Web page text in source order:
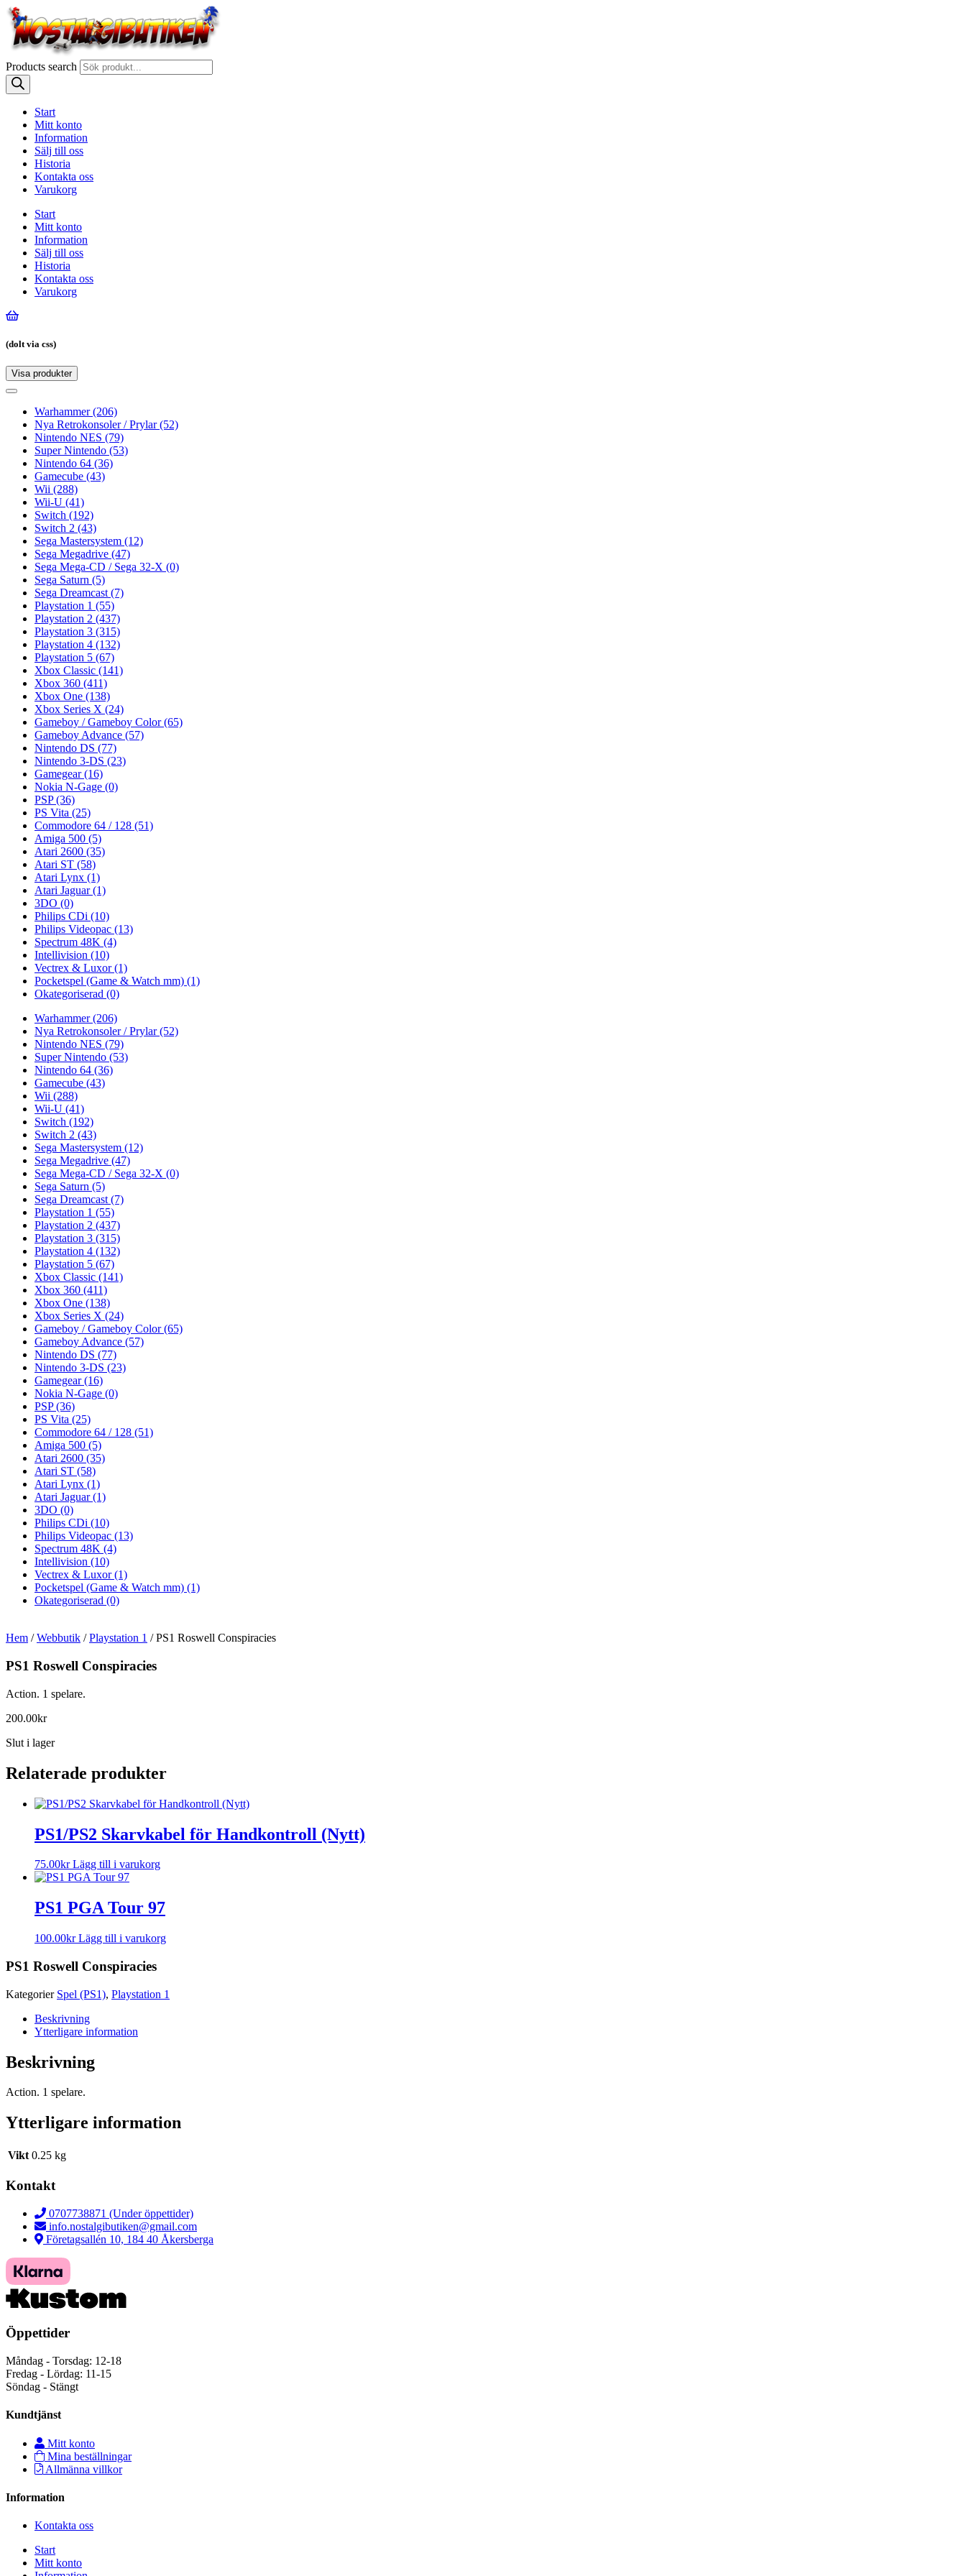
Products search
Start
Mitt konto
Information
Sälj till oss
Historia
Kontakta oss
Varukorg
Start
Mitt konto
Information
Sälj till oss
Historia
Kontakta oss
Varukorg
(dolt via css)
Visa produkter
Toggle
Toggle
navigationWarhammer(206)
Nya Retrokonsoler / Prylar(52)
Nintendo NES (79)
Super Nintendo (53)
Nintendo 64 (36)
Gamecube (43)
Wii (288)
Wii-U (41)
Switch (192)
Switch 2 (43)
Sega Mastersystem (12)
Sega Megadrive (47)
Sega Mega-CD / Sega 32-X (0)
Sega Saturn (5)
Sega Dreamcast (7)
Playstation 1 (55)
Playstation 2 (437)
Playstation 3 (315)
Playstation 4 (132)
Playstation 5 (67)
Xbox Classic (141)
Xbox 360 (411)
Xbox One (138)
Xbox Series X (24)
Gameboy / Gameboy Color(65)
Gameboy Advance (57)
Nintendo DS (77)
Nintendo 3-DS (23)
Gamegear(16)
Nokia N-Gage (0)
PSP(36)
PS Vita (25)
Commodore 64 / 128 (51)
Amiga 500 (5)
Atari 2600 (35)
Atari ST (58)
Atari Lynx (1)
Atari Jaguar(1)
3DO (0)
Philips CDi (10)
Philips Videopac (13)
Spectrum 48K (4)
Intellivision (10)
Vectrex & Luxor(1)
Pocketspel (Game & Watch mm) (1)
Okategoriserad (0)
Warhammer(206)
Nya Retrokonsoler / Prylar(52)
Nintendo NES (79)
Super Nintendo (53)
Nintendo 64 (36)
Gamecube (43)
Wii (288)
Wii-U (41)
Switch (192)
Switch 2 (43)
Sega Mastersystem (12)
Sega Megadrive (47)
Sega Mega-CD / Sega 32-X (0)
Sega Saturn (5)
Sega Dreamcast (7)
Playstation 1 (55)
Playstation 2 (437)
Playstation 3 (315)
Playstation 4 (132)
Playstation 5 (67)
Xbox Classic (141)
Xbox 360 (411)
Xbox One (138)
Xbox Series X (24)
Gameboy / Gameboy Color(65)
Gameboy Advance (57)
Nintendo DS (77)
Nintendo 3-DS (23)
Gamegear(16)
Nokia N-Gage (0)
PSP(36)
PS Vita (25)
Commodore 64 / 128 (51)
Amiga 500 (5)
Atari 2600 (35)
Atari ST (58)
Atari Lynx (1)
Atari Jaguar(1)
3DO (0)
Philips CDi (10)
Philips Videopac (13)
Spectrum 48K (4)
Intellivision (10)
Vectrex & Luxor(1)
Pocketspel (Game & Watch mm) (1)
Okategoriserad (0)
Hem /Webbutik /Playstation 1 / PS1 Roswell Conspiracies
PS1 Roswell Conspiracies
Action. 1 spelare.
200.00kr
Slut i lager
Relaterade produkter
PS1/PS2 Skarvkabel för Handkontroll (Nytt)
75.00kr Lägg till i varukorg
PS1 PGA Tour 97
100.00kr Lägg till i varukorg
PS1 Roswell Conspiracies
Kategorier Spel (PS1), Playstation 1
Beskrivning
Ytterligare information
Beskrivning
Action. 1 spelare.
Ytterligare information
Vikt 0.25 kg
Kontakt
0707738871 (Under öppettider)
info.nostalgibutiken@gmail.com
Företagsallén 10, 184 40 Åkersberga
Öppettider
Måndag - Torsdag: 12-18
Fredag - Lördag: 11-15
Söndag - Stängt
Kundtjänst
Mitt konto
Mina beställningar
Allmänna villkor
Information
Kontakta oss
Start
Mitt konto